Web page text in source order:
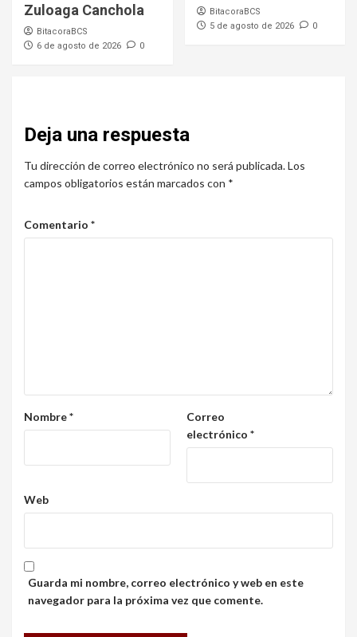
Zuloaga Canchola
BitacoraBCS
6 de agosto de 2026
0
BitacoraBCS
5 de agosto de 2026
0
Deja una respuesta
Tu dirección de correo electrónico no será publicada.Los
campos obligatorios están marcados con *
Comentario *
Nombre*
Correo
electrónico *
Web
Guarda mi nombre, correo electrónico y web en este
navegador para la próxima vez que comente.